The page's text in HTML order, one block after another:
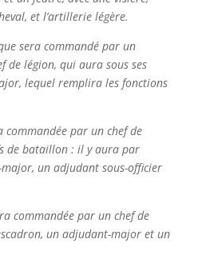
et l’artillerie légère.
sera commandé par un
de légion, qui aura sous ses
lequel remplira les fonctions
commandée par un chef de
de bataillon : il y aura par
un adjudant sous-officier
commandée par un chef de
un adjudant-major et un